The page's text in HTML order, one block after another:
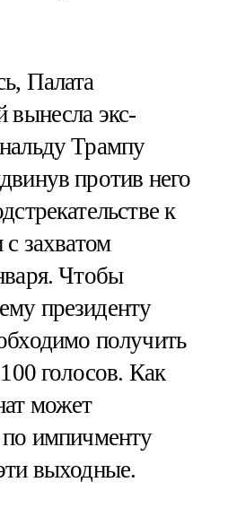
Палата
вынесла экс-
Трампу
против него
к
захватом
Чтобы
президенту
получить
голосов. Как
может
по импичменту
выходные.